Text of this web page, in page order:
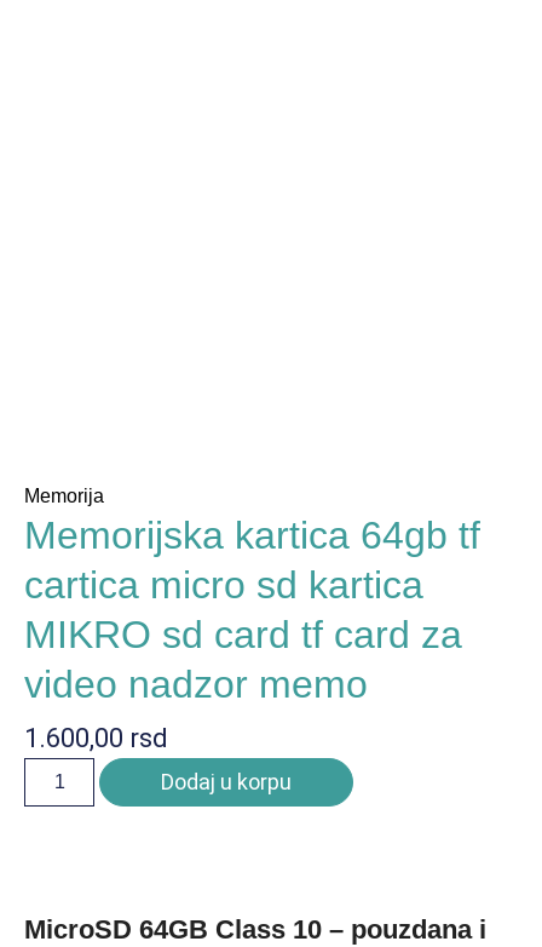
MicroSD 64GB Class 10 – pouzdana i
Memorija
Memorijska kartica 64gb tf
cartica micro sd kartica
MIKRO sd card tf card za
video nadzor memo
1.600,00 rsd
Dodaj u korpu